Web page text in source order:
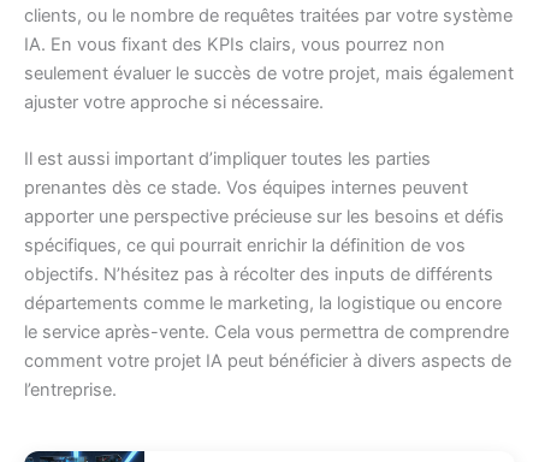
clients, ou le nombre de requêtes traitées par votre système
IA. En vous fixant des KPIs clairs, vous pourrez non
seulement évaluer le succès de votre projet, mais également
ajuster votre approche si nécessaire.
Il est aussi important d’impliquer toutes les parties
prenantes dès ce stade. Vos équipes internes peuvent
apporter une perspective précieuse sur les besoins et défis
spécifiques, ce qui pourrait enrichir la définition de vos
objectifs. N’hésitez pas à récolter des inputs de différents
départements comme le marketing, la logistique ou encore
le service après-vente. Cela vous permettra de comprendre
comment votre projet IA peut bénéficier à divers aspects de
l’entreprise.